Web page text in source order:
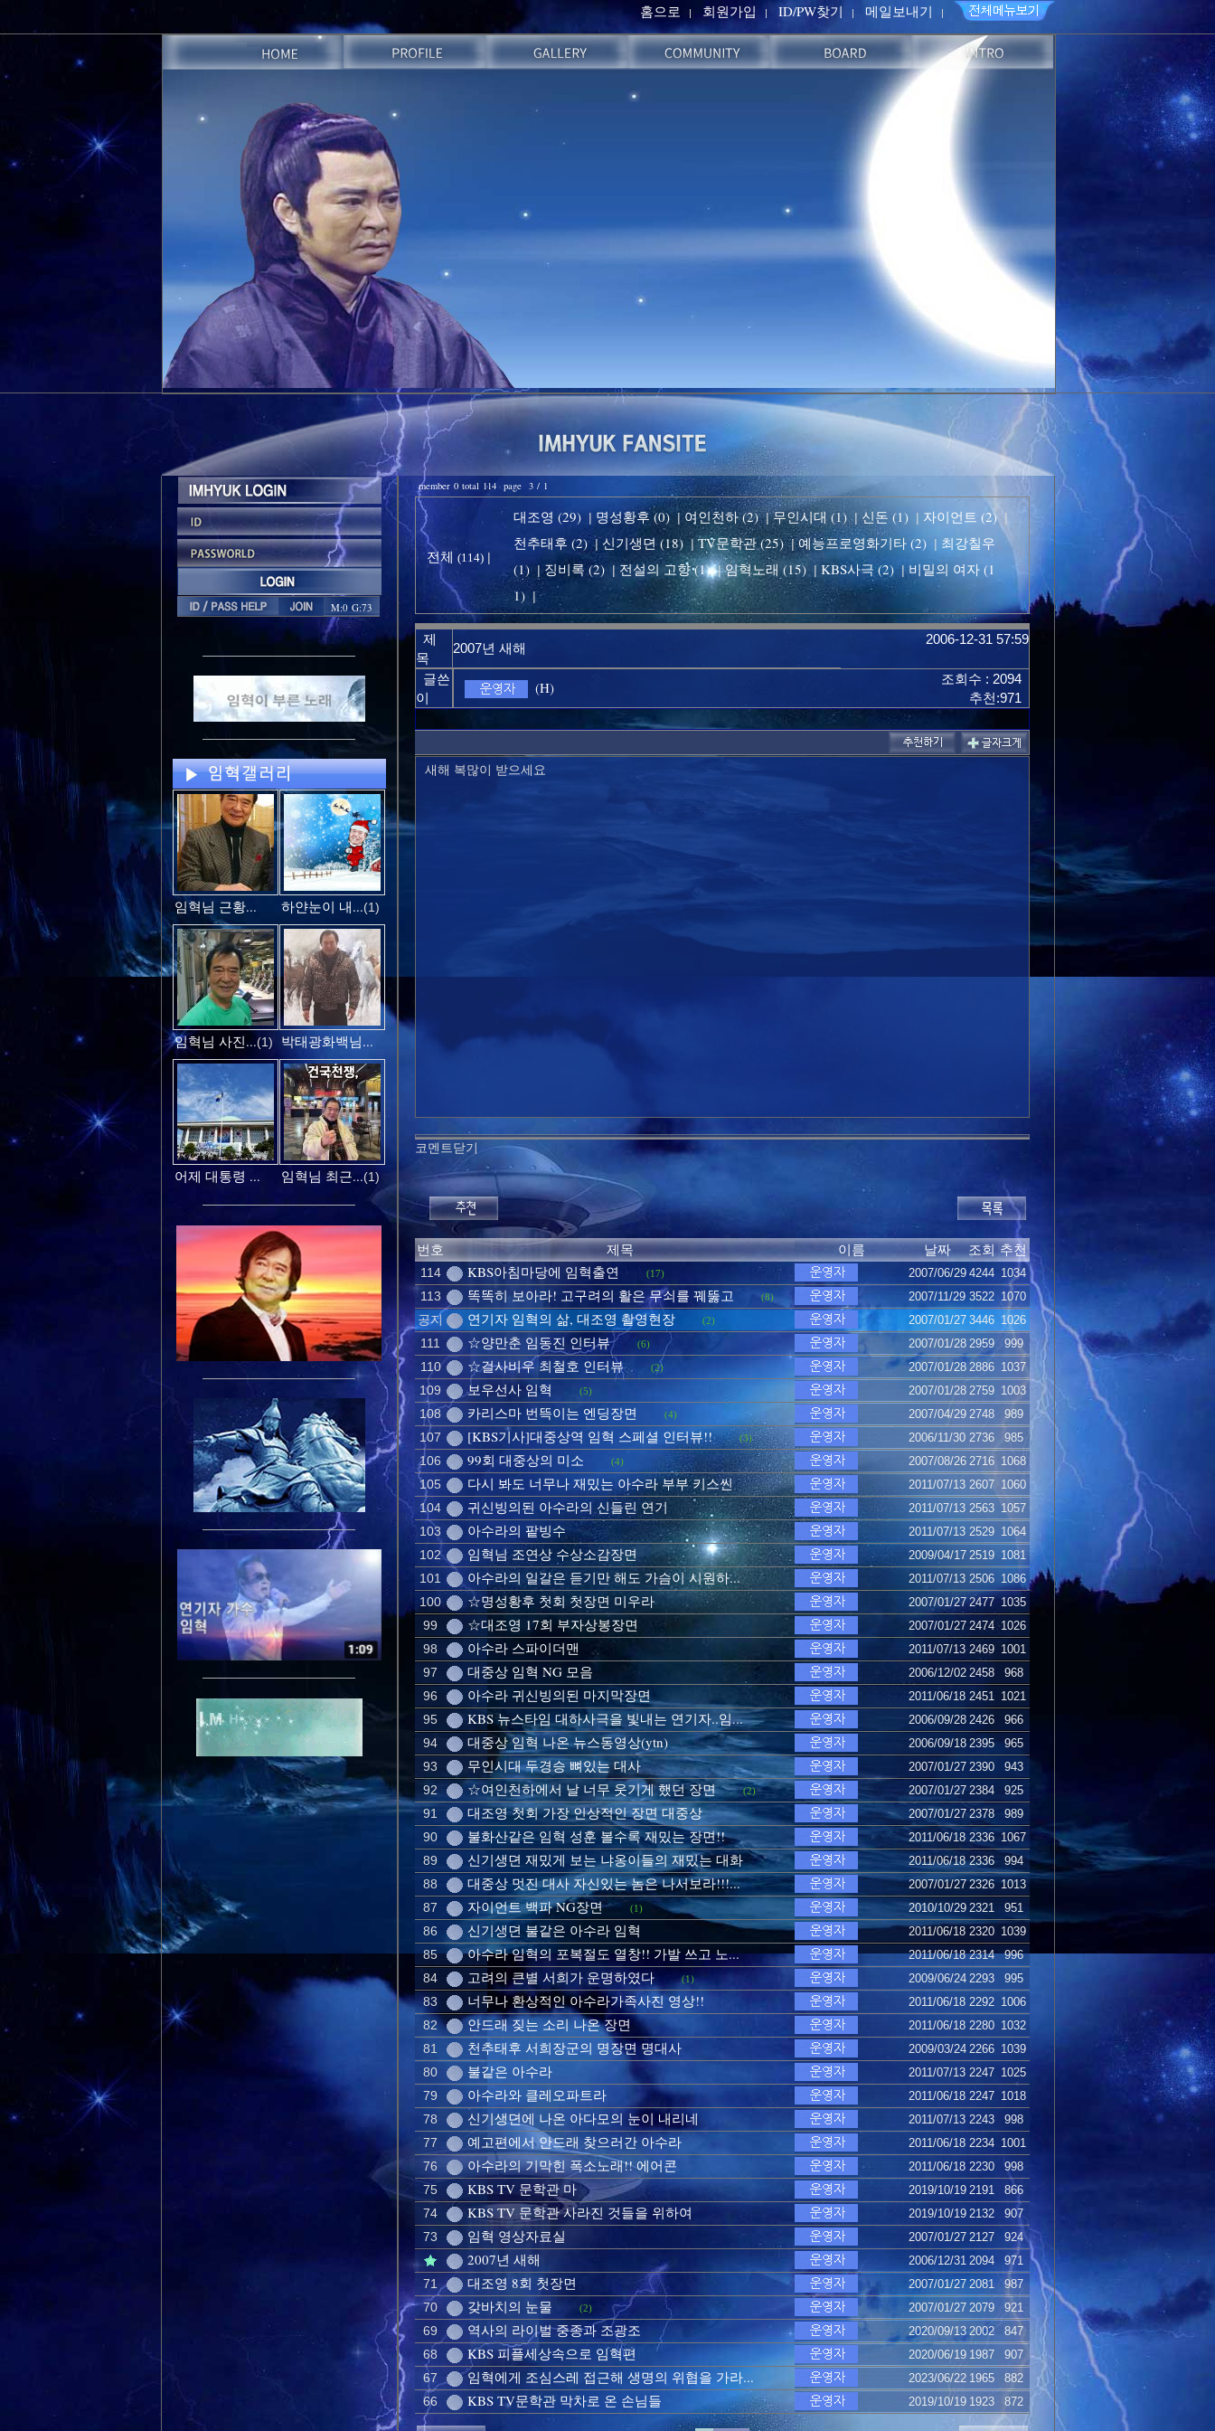
홈으로 회원가입 ID/PW찾기 메일보내기
M:0 G:73
임혁님 근황... 하얀눈이 내...(1)
임혁님 사진...(1) 박태광화백님...
어제 대통령 ... 임혁님 최근...(1)
member 0 total 114 page 3 / 1
전체 (114)|
대조영 (29) | 명성황후 (0) | 여인천하 (2) | 무인시대 (1) | 신돈 (1) | 자이언트 (2) |
천추태후 (2) | 신기생뎐 (18) | TV문학관 (25) | 예능프로영화기타 (2) | 최강칠우
(1) | 징비록 (2) | 전설의 고향 (1) | 임혁노래 (15) | KBS사극 (2) | 비밀의 여자 (1
1) |
제
목
2007년 새해
2006-12-31 57:59
글쓴
이
(H)
조회수 : 2094
추천:971
새해 복많이 받으세요
코멘트닫기
번호 제목 이름 날짜 조회 추천
114 KBS아침마당에 임혁출연 (17) 2007/06/29 4244 1034
113 똑똑히 보아라! 고구려의 활은 무쇠를 꿰뚫고 (8) 2007/11/29 3522 1070
공지 연기자 임혁의 삶, 대조영 촬영현장 (2) 2007/01/27 3446 1026
111 ☆양만춘 임동진 인터뷰 (6) 2007/01/28 2959 999
110 ☆걸사비우 최철호 인터뷰 (2) 2007/01/28 2886 1037
109 보우선사 임혁 (5) 2007/01/28 2759 1003
108 카리스마 번뜩이는 엔딩장면 (4) 2007/04/29 2748 989
107 [KBS기사]대중상역 임혁 스페셜 인터뷰!! (3) 2006/11/30 2736 985
106 99회 대중상의 미소 (4) 2007/08/26 2716 1068
105 다시 봐도 너무나 재밌는 아수라 부부 키스씬 2011/07/13 2607 1060
104 귀신빙의된 아수라의 신들린 연기 2011/07/13 2563 1057
103 아수라의 팥빙수 2011/07/13 2529 1064
102 임혁님 조연상 수상소감장면 2009/04/17 2519 1081
101 아수라의 일갈은 듣기만 해도 가슴이 시원하... 2011/07/13 2506 1086
100 ☆명성황후 첫회 첫장면 미우라 2007/01/27 2477 1035
99 ☆대조영 17회 부자상봉장면 2007/01/27 2474 1026
98 아수라 스파이더맨 2011/07/13 2469 1001
97 대중상 임혁 NG 모음 2006/12/02 2458 968
96 아수라 귀신빙의된 마지막장면 2011/06/18 2451 1021
95 KBS 뉴스타임 대하사극을 빛내는 연기자..임... 2006/09/28 2426 966
94 대중상 임혁 나온 뉴스동영상(ytn) 2006/09/18 2395 965
93 무인시대 두경승 뼈있는 대사 2007/01/27 2390 943
92 ☆여인천하에서 날 너무 웃기게 했던 장면 (2) 2007/01/27 2384 925
91 대조영 첫회 가장 인상적인 장면 대중상 2007/01/27 2378 989
90 불화산같은 임혁 성훈 볼수록 재밌는 장면!! 2011/06/18 2336 1067
89 신기생뎐 재밌게 보는 냐옹이들의 재밌는 대화 2011/06/18 2336 994
88 대중상 멋진 대사 자신있는 놈은 나서보라!!!... 2007/01/27 2326 1013
87 자이언트 백파 NG장면 (1) 2010/10/29 2321 951
86 신기생뎐 불같은 아수라 임혁 2011/06/18 2320 1039
85 아수라 임혁의 포복절도 열창!! 가발 쓰고 노... 2011/06/18 2314 996
84 고려의 큰별 서희가 운명하였다 (1) 2009/06/24 2293 995
83 너무나 환상적인 아수라가족사진 영상!! 2011/06/18 2292 1006
82 안드래 짖는 소리 나온 장면 2011/06/18 2280 1032
81 천추태후 서희장군의 명장면 명대사 2009/03/24 2266 1039
80 불같은 아수라 2011/07/13 2247 1025
79 아수라와 클레오파트라 2011/06/18 2247 1018
78 신기생뎐에 나온 아다모의 눈이 내리네 2011/07/13 2243 998
77 예고편에서 안드래 찾으러간 아수라 2011/06/18 2234 1001
76 아수라의 기막힌 폭소노래!! 에어콘 2011/06/18 2230 998
75 KBS TV 문학관 마 2019/10/19 2191 866
74 KBS TV 문학관 사라진 것들을 위하여 2019/10/19 2132 907
73 임혁 영상자료실 2007/01/27 2127 924
2007년 새해 2006/12/31 2094 971
71 대조영 8회 첫장면 2007/01/27 2081 987
70 갖바치의 눈물 (2) 2007/01/27 2079 921
69 역사의 라이벌 중종과 조광조 2020/09/13 2002 847
68 KBS 피플세상속으로 임혁편 2020/06/19 1987 907
67 임혁에게 조심스레 접근해 생명의 위협을 가라... 2023/06/22 1965 882
66 KBS TV문학관 막차로 온 손님들 2019/10/19 1923 872